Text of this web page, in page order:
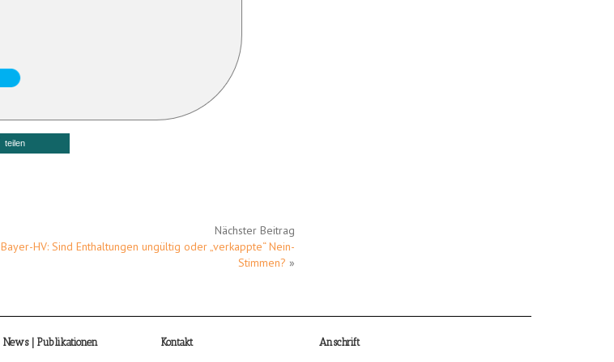
teilen
Nächster Beitrag
Bayer-HV: Sind Enthaltungen ungültig oder „verkappte“ Nein-
Stimmen? »
News | Publikationen Kontakt Anschrift